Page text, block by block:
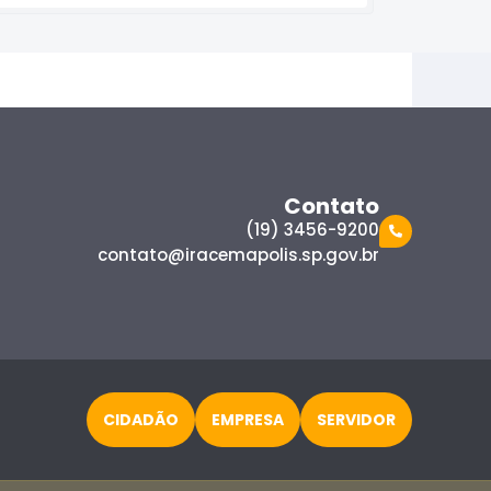
Contato
(19) 3456-9200
contato@iracemapolis.sp.gov.br
CIDADÃO EMPRESA SERVIDOR